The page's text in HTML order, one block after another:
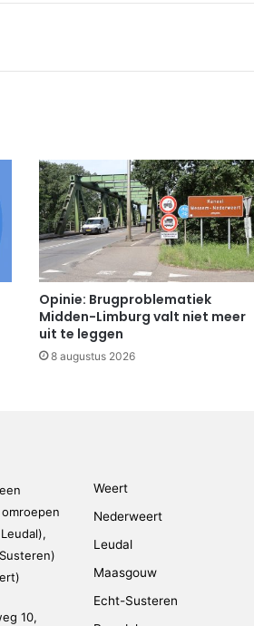
Opinie: Brugproblematiek
Midden-Limburg valt niet meer
uit te leggen
8 augustus 2026
10,
Weert
Nederweert
Leudal
Maasgouw
Echt-Susteren